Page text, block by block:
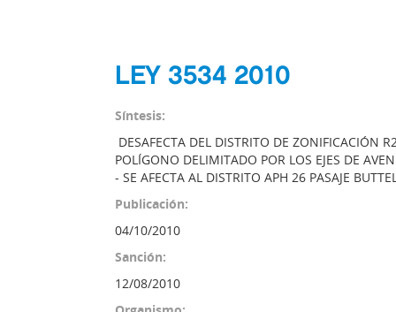
LEY 3534 2010
Síntesis:
DESAFECTA DEL DISTRITO DE ZONIFICACIÓN
POLÍGONO DELIMITADO POR LOS EJES DE
- SE AFECTA AL DISTRITO APH 26 PASAJE
Publicación:
04/10/2010
Sanción:
12/08/2010